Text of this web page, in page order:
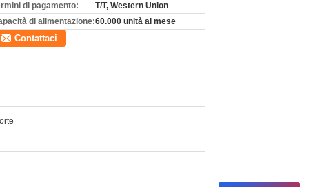
di pagamento:
T/T, Western Union
di alimentazione:60.000 unità al mese
Contattaci